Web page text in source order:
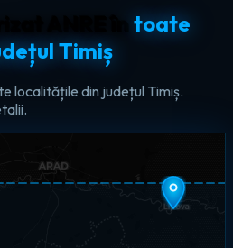
toate
Timiș
localitățile din județul Timiș.